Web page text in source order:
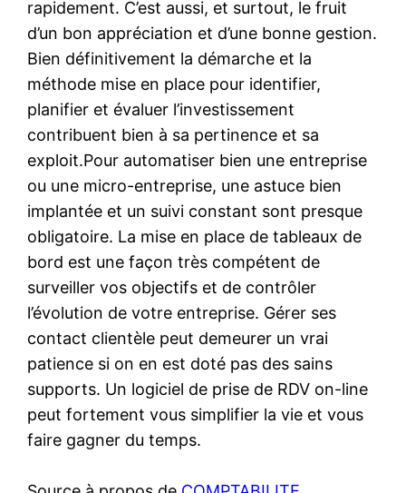
rapidement. C’est aussi, et surtout, le fruit
d’un bon appréciation et d’une bonne gestion.
Bien définitivement la démarche et la
méthode mise en place pour identifier,
planifier et évaluer l’investissement
contribuent bien à sa pertinence et sa
exploit.Pour automatiser bien une entreprise
ou une micro-entreprise, une astuce bien
implantée et un suivi constant sont presque
obligatoire. La mise en place de tableaux de
bord est une façon très compétent de
surveiller vos objectifs et de contrôler
l’évolution de votre entreprise. Gérer ses
contact clientèle peut demeurer un vrai
patience si on en est doté pas des sains
supports. Un logiciel de prise de RDV on-line
peut fortement vous simplifier la vie et vous
faire gagner du temps.